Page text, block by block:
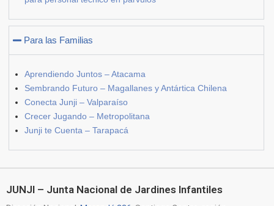
Para las Familias
Aprendiendo Juntos – Atacama
Sembrando Futuro – Magallanes y Antártica Chilena
Conecta Junji – Valparaíso
Crecer Jugando – Metropolitana
Junji te Cuenta – Tarapacá
JUNJI – Junta Nacional de Jardines Infantiles